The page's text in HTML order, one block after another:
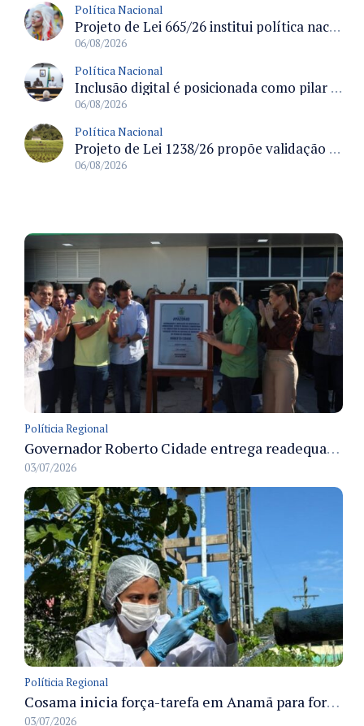
Política Nacional
Projeto de Lei 665/26 institui política nacional para prevenção ao transfeminicídio e prevê medidas de proteção e reparação
06/08/2026
Política Nacional
Inclusão digital é posicionada como pilar essencial da reurbanização de favelas e periferias
06/08/2026
Política Nacional
Projeto de Lei 1238/26 propõe validação automática do Cadastro Ambiental Rural para imóveis de até quatro módulos fiscais
06/08/2026
Políticia Regional
Governador Roberto Cidade entrega readequação do ambulatório da FCecon e amplia capacidade de atendimento oncológico em Manaus
03/07/2026
Políticia Regional
Cosama inicia força-tarefa em Anamã para fortalecer abastecimento de água e segurança hídrica da população
03/07/2026